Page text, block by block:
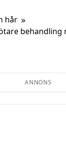
hår
ANNONS